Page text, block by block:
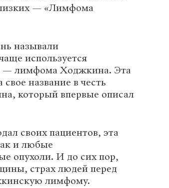
— «Лимфома
называли
используется
— лимфома Ходжкина. Эта
название в честь
который впервые описал
своих пациентов, эта
и любые
опухоли. И до сих пор,
страх людей перед
лимфому.